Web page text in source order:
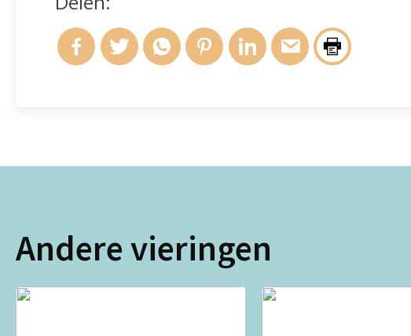
Andere vieringen